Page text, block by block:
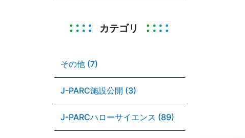
カテゴリ
その他 (7)
J-PARC施設公開 (3)
J-PARCハローサイエンス (89)